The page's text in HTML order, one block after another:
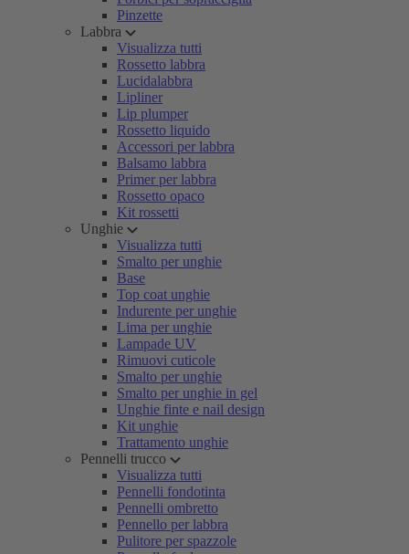
Pinzette
Labbra
Visualizza tutti
Rossetto labbra
Lucidalabbra
Lipliner
Lip plumper
Rossetto liquido
Accessori per labbra
Balsamo labbra
Primer per labbra
Rossetto opaco
Kit rossetti
Unghie
Visualizza tutti
Smalto per unghie
Base
Top coat unghie
Indurente per unghie
Lima per unghie
Lampade UV
Rimuovi cuticole
Smalto per unghie
Smalto per unghie in gel
Unghie finte e nail design
Kit unghie
Trattamento unghie
Pennelli trucco
Visualizza tutti
Pennelli fondotinta
Pennelli ombretto
Pennello per labbra
Pulitore per spazzole